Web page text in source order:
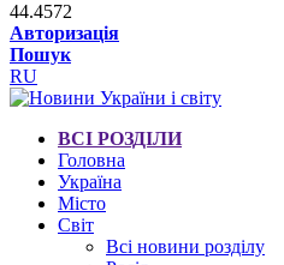
44.4572
Авторизація
Пошук
RU
ВСІ РОЗДІЛИ
Головна
Україна
Місто
Світ
Всі новини розділу